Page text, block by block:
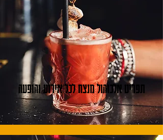
תפריט אלכוהול מנצח לכל אירוע והופעה